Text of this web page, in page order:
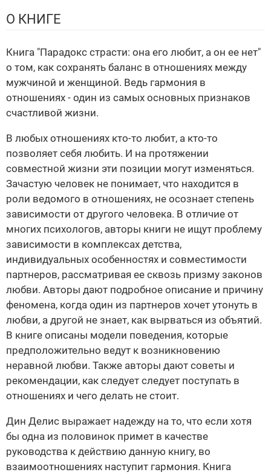
О КНИГЕ
Книга "Парадокс страсти: она его любит, а он ее нет"
о том, как сохранять баланс в отношениях между
мужчиной и женщиной. Ведь гармония в
отношениях - один из самых основных признаков
счастливой жизни.
В любых отношениях кто-то любит, а кто-то
позволяет себя любить. И на протяжении
совместной жизни эти позиции могут изменяться.
Зачастую человек не понимает, что находится в
роли ведомого в отношениях, не осознает степень
зависимости от другого человека. В отличие от
многих психологов, авторы книги не ищут проблему
зависимости в комплексах детства,
индивидуальных особенностях и совместимости
партнеров, рассматривая ее сквозь призму законов
любви. Авторы дают подробное описание и причину
феномена, когда один из партнеров хочет утонуть в
любви, а другой не знает, как вырваться из объятий.
В книге описаны модели поведения, которые
предположительно ведут к возникновению
неравной любви. Также авторы дают советы и
рекомендации, как следует следует поступать в
отношениях и чего делать не стоит.
Дин Делис выражает надежду на то, что если хотя
бы одна из половинок примет в качестве
руководства к действию данную книгу, во
взаимоотношениях наступит гармония. Книга